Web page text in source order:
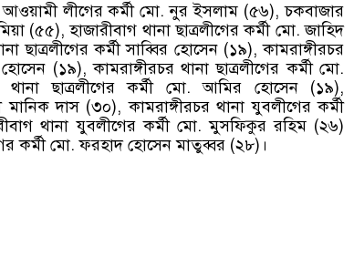
আওয়ামী লীগের কর্মী মো. নুর ইসলাম (৫৬), চকবাজার
(৫৫), হাজারীবাগ থানা ছাত্রলীগের কর্মী মো. জাহিদ
ছাত্রলীগের কর্মী সাব্বির হোসেন (১৯), কামরাঙ্গীরচর
(১৯), কামরাঙ্গীরচর থানা ছাত্রলীগের কর্মী মো.
থানা ছাত্রলীগের কর্মী মো. আমির হোসেন (১৯),
মানিক দাস (৩০), কামরাঙ্গীরচর থানা যুবলীগের কর্মী
থানা যুবলীগের কর্মী মো. মুসফিকুর রহিম (২৬)
কর্মী মো. ফরহাদ হোসেন মাতুব্বর (২৮)।